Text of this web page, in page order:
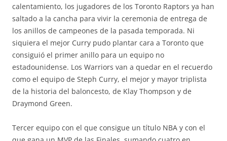
calentamiento, los jugadores de los Toronto Raptors ya han
saltado a la cancha para vivir la ceremonia de entrega de
los anillos de campeones de la pasada temporada. Ni
siquiera el mejor Curry pudo plantar cara a Toronto que
consiguió el primer anillo para un equipo no
estadounidense. Los Warriors van a quedar en el recuerdo
como el equipo de Steph Curry, el mejor y mayor triplista
de la historia del baloncesto, de Klay Thompson y de
Draymond Green.
Tercer equipo con el que consigue un título NBA y con el